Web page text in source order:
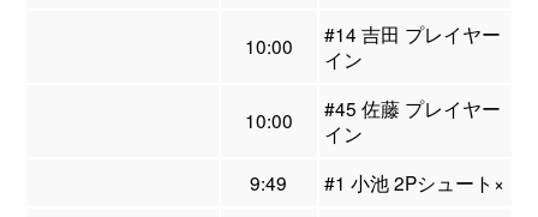
10:00
#14 吉田 プレイヤー
イン
10:00
#45 佐藤 プレイヤー
イン
9:49
#1 小池 2Pシュート×